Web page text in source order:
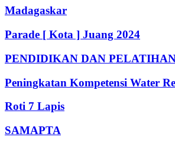
Madagaskar
Parade [ Kota ] Juang 2024
PENDIDIKAN DAN
Peningkatan Kompetensi Water
Roti 7 Lapis
SAMAPTA